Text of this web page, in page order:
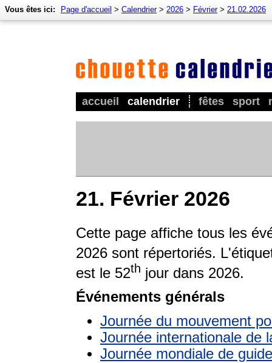
accueil calendrier fêtes sport
Vous êtes ici: Page d'accueil > Calendrier> 2026 > Février> 21.02.2026
21. Février 2026
Cette page affiche tous les
2026 sont répertoriés.
est le 52th jour dans 2026.
Événements générals
Journée du mouvement
Journée internationale de
Journée mondiale de